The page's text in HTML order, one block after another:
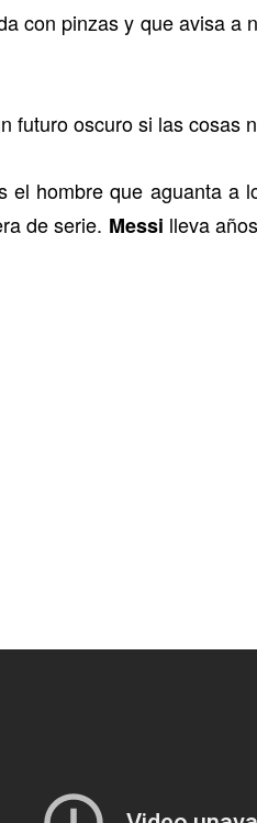
con pinzas y que avisa a
futuro oscuro si las cosas
el hombre que aguanta a
de serie. Messi lleva